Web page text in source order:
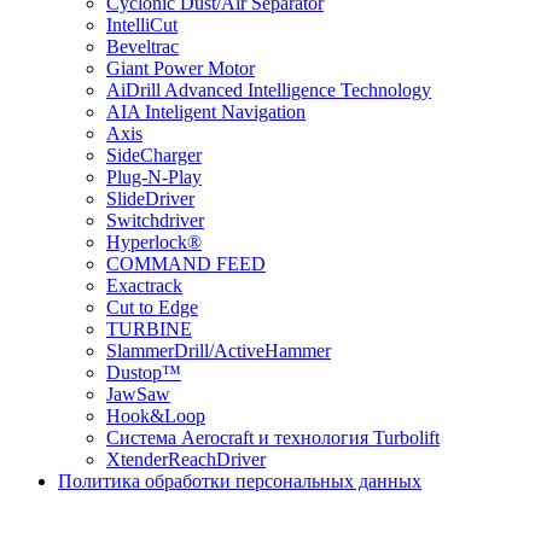
IntelliCut
Beveltrac
Giant Power Motor
AiDrill Advanced Intelligence Technology
AIA Inteligent Navigation
Axis
SideCharger
Plug-N-Play
SlideDriver
Switchdriver
Hyperlock®
COMMAND FEED
Exactrack
Cut to Edge
TURBINE
SlammerDrill/ActiveHammer
Dustop™
JawSaw
Hook&Loop
Cистема Aerocraft и технология Turbolift
XtenderReachDriver
Политика обработки персональных данных